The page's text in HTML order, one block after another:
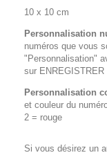
10 x 10 cm
Personnalisation
numéros que vous
"Personnalisation"
sur ENREGISTRER
Personnalisation
et couleur du
2 = rouge
Si vous désirez un